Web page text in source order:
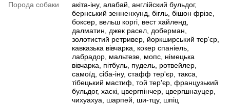
Порода собаки
акіта-іну, алабай, англійский бульдог,
бернський зенненхунд, бігль, бішон фрізе,
боксер, вельш коргі, вест хайленд,
далматин, джек расел, доберман,
золотистий ретривер, йоркширський тер'єр,
кавказька вівчарка, кокер спаніель,
лабрадор, мальтезе, мопс, німецька
вівчарка, пітбуль, пудель, ротвейлер,
самоїд, сіба-іну, стафф тер'єр, такса,
тібецький мастиф, той тер'єр, французький
бульдог, хаскі, цвергпінчер, цвергшнауцер,
чихуахуа, шарпей, ши-тцу, шпіц